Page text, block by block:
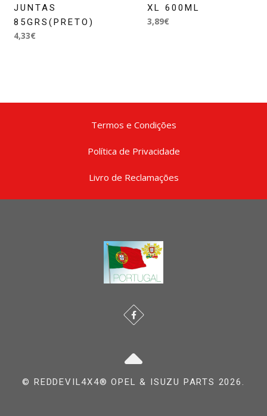
JUNTAS
85GRS(PRETO)
4,33€
XL 600ML
3,89€
Termos e Condições
Política de Privacidade
Livro de Reclamações
© REDDEVIL4X4® OPEL & ISUZU PARTS 2026.